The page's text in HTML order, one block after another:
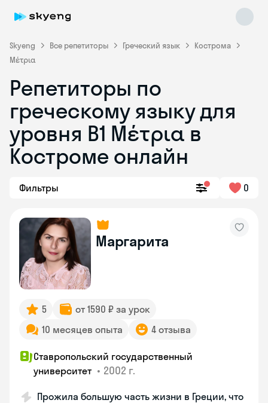
Skyeng Все репетиторы Греческий язык
Кострома
Μέτρια
Репетиторы по
греческому языку для
уровня Β1 Μέτρια в
Костроме онлайн
Фильтры 0
Маргарита
5
от 1590 ₽ за урок
10 месяцев опыта
4 отзыва
Ставропольский государственный
университет • 2002 г.
Прожила большую часть жизни в Греции, что
Skyeng Chat
online